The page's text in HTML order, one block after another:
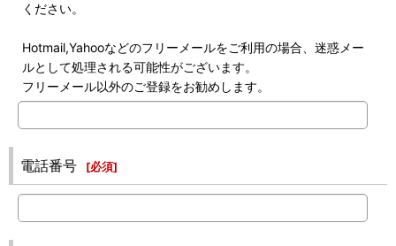
ください。
Hotmail,Yahooなどのフリーメールをご利用の場合、迷惑メー
ルとして処理される可能性がございます。
フリーメール以外のご登録をお勧めします。
電話番号 [必須]